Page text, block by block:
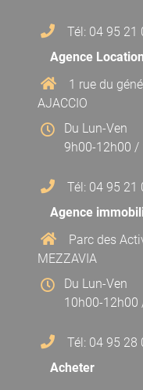
Tél: 04 95 21
Agence
1 rue du
AJACCIO
Du Lun-Ven
9h00-12h00 /
Tél: 04 95 21
Agence
Parc des
MEZZAVIA
Du Lun-Ven
10h00-12h00
Tél: 04 95 28
Acheter